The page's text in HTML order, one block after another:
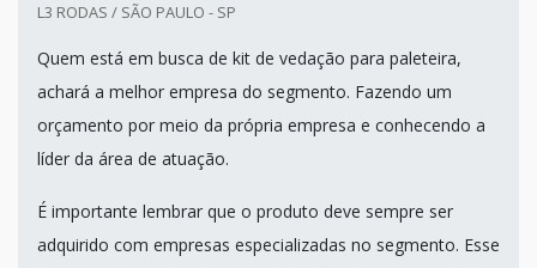
L3 RODAS / SÃO PAULO - SP
Quem está em busca de kit de vedação para paleteira,
achará a melhor empresa do segmento. Fazendo um
orçamento por meio da própria empresa e conhecendo a
líder da área de atuação.
É importante lembrar que o produto deve sempre ser
adquirido com empresas especializadas no segmento. Esse